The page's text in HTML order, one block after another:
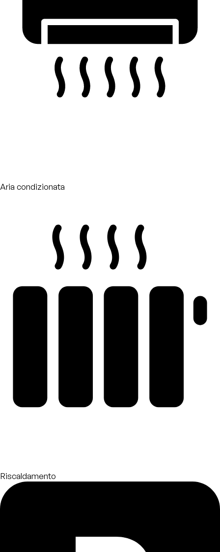
Aria condizionata
Riscaldamento